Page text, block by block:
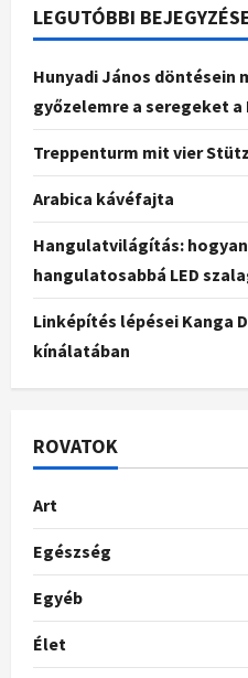
LEGUTÓBBI
Hunyadi János döntésein
győzelemre a seregeket
Treppenturm mit vier
Arabica kávéfajta
Hangulatvilágítás:
hangulatosabbá LED
Linképítés lépései Kanga
kínálatában
ROVATOK
Art
Egészség
Egyéb
Élet